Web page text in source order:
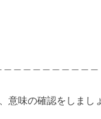
＿＿＿＿＿＿＿＿＿
味の確認をしまし